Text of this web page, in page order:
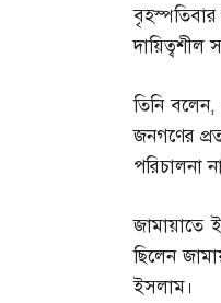
দায়িত্বশীল
তিনি বলেন
জনগণের
পরিচালনা
জামায়াতে
ছিলেন
ইসলাম।